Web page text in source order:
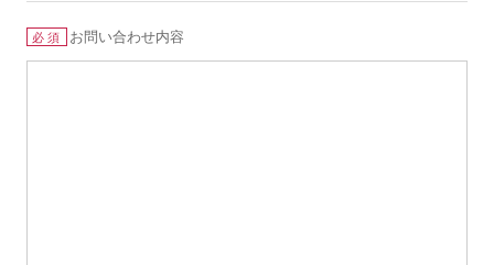
必須 お問い合わせ内容